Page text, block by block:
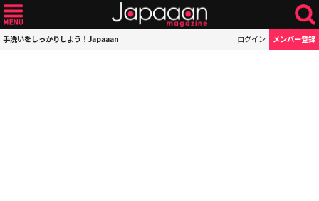
手洗いをしっかりしよう！Japaaan ログイン メンバー登録